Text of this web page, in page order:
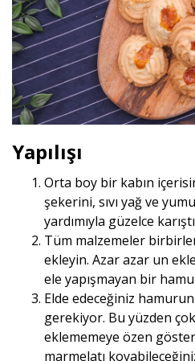
Yapılışı
Orta boy bir kabın
şekerini, sıvı yağ ve
yardımıyla güzelce
Tüm malzemeler
ekleyin. Azar azar un
ele yapışmayan bir
Elde edeceğiniz
gerekiyor. Bu yüzden
eklememeye özen
marmelatı